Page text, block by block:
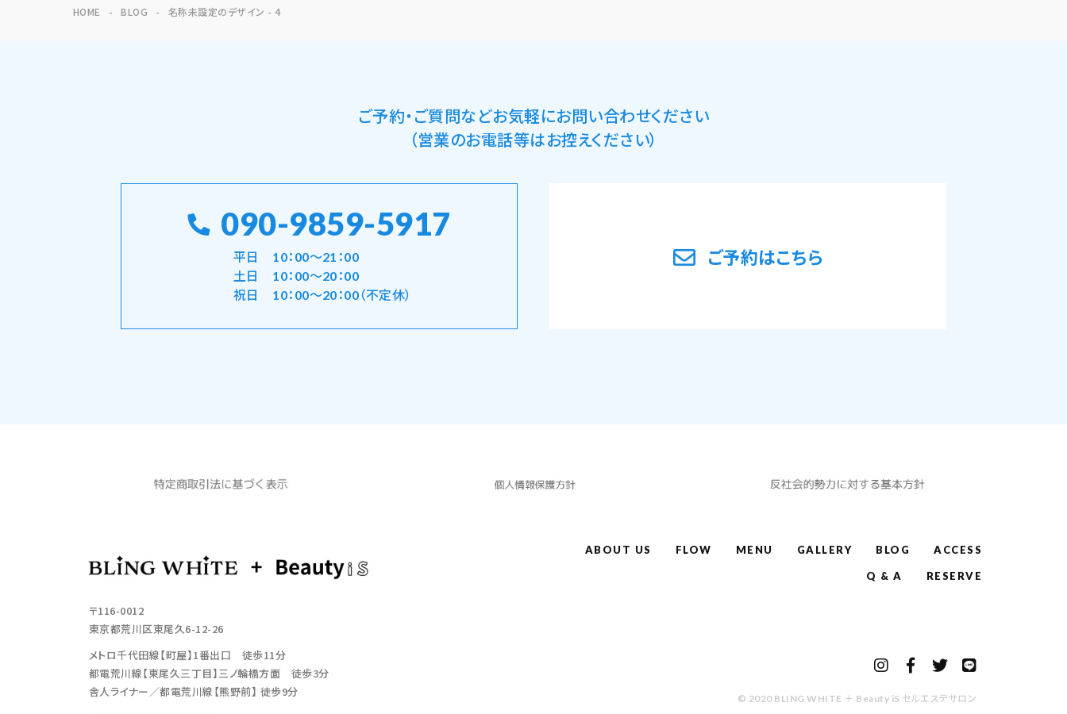
HOME BLOG 名称未設定のデザイン - 4
ご予約・ご質問などお気軽にお問い合わせください
（営業のお電話等はお控えください）
090-9859-5917
平日 10：00～21：00
土日 10：00～20：00
祝日 10：00～20：00（不定休）
ご予約はこちら
〒116-0012
東京都荒川区東尾久6-12-26
メトロ千代田線【町屋】1番出口 徒歩11分
都電荒川線【東尾久三丁目】三ノ輪橋方面 徒歩3分
舎人ライナー／都電荒川線【熊野前】 徒歩9分
ABOUT US FLOW MENU GALLERY BLOG ACCESS
Q & A RESERVE
© 2020 BLING WHITE ＋ Beauty iS セルエステサロン